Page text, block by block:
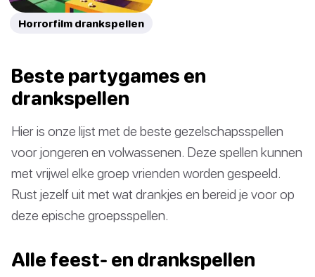
Horrorfilm drankspellen
Beste partygames en
drankspellen
Hier is onze lijst met de beste gezelschapsspellen
voor jongeren en volwassenen. Deze spellen kunnen
met vrijwel elke groep vrienden worden gespeeld.
Rust jezelf uit met wat drankjes en bereid je voor op
deze epische groepsspellen.
Alle feest- en drankspellen